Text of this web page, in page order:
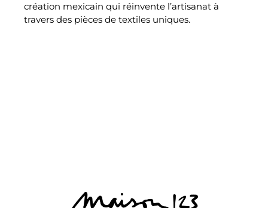
création mexicain qui réinvente l’artisanat à
travers des pièces de textiles uniques.​